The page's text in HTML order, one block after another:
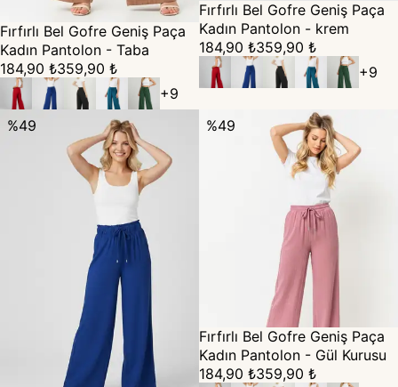
Fırfırlı Bel Gofre Geniş Paça
Kadın Pantolon - Taba
184,90 ₺359,90 ₺
+9
Fırfırlı Bel Gofre Geniş Paça
Kadın Pantolon - krem
184,90 ₺359,90 ₺
+9
%49 %49
Fırfırlı Bel Gofre Geniş Paça
Kadın Pantolon - Gül Kurusu
184,90 ₺359,90 ₺